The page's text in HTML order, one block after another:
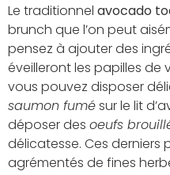
Le traditionnel avocado
brunch que l’on peut
pensez à ajouter des
éveilleront les papilles de
vous pouvez disposer
saumon fumésur le lit
déposer des oeufs
délicatesse. Ces
agrémentés de fines